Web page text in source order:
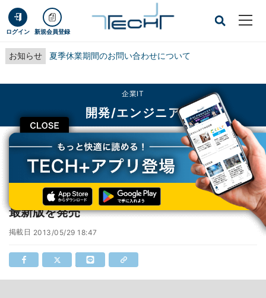
ログイン 新規会員登録
お知らせ 夏季休業期間のお問い合わせについて
CLOSE
企業IT
開発/エンジニア
TECH+ 企業IT
開発/エンジニア
グレープシティ、コンポーネントスイートの最新版を発売
グレープシティ、コンポーネントスイートの
最新版を発売
掲載日 2013/05/29 18:47